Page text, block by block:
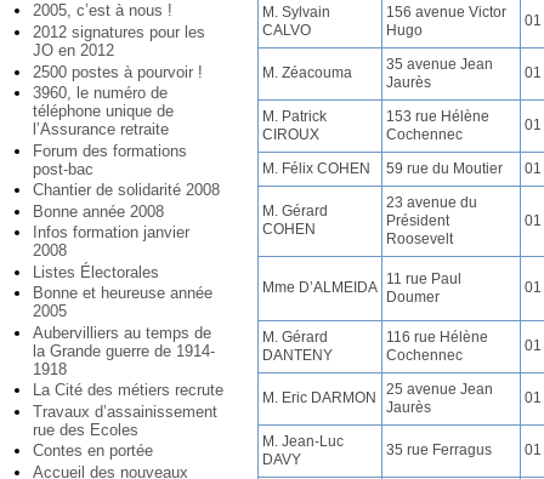
2005, c’est à nous !
2012 signatures pour les
JO en 2012
2500 postes à pourvoir !
3960, le numéro de
téléphone unique de
l’Assurance retraite
Forum des formations
post-bac
Chantier de solidarité 2008
Bonne année 2008
Infos formation janvier
2008
Listes Électorales
Bonne et heureuse année
2005
Aubervilliers au temps de
la Grande guerre de 1914-
1918
La Cité des métiers recrute
Travaux d’assainissement
rue des Ecoles
Contes en portée
Accueil des nouveaux
M. Sylvain
CALVO
156 avenue Victor
Hugo
01
M. Zéacouma
35 avenue Jean
Jaurès
01
M. Patrick
CIROUX
153 rue Hélène
Cochennec
01
M. Félix COHEN 59 rue du Moutier 01
M. Gérard
COHEN
23 avenue du
Président
Roosevelt
01
Mme D’ALMEIDA 11 rue Paul
Doumer
01
M. Gérard
DANTENY
116 rue Hélène
Cochennec
01
M. Eric DARMON
25 avenue Jean
Jaurès
01
M. Jean-Luc
DAVY
35 rue Ferragus 01